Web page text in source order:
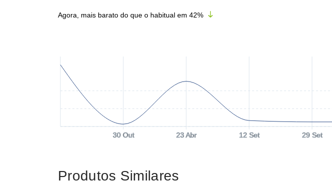
Agora, mais barato do que o habitual em 42%
30 Out 23 Abr 12 Set 29 Set
Produtos Similares